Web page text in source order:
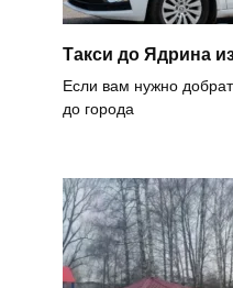
Такси до Ядрина
Если вам нужно
до города